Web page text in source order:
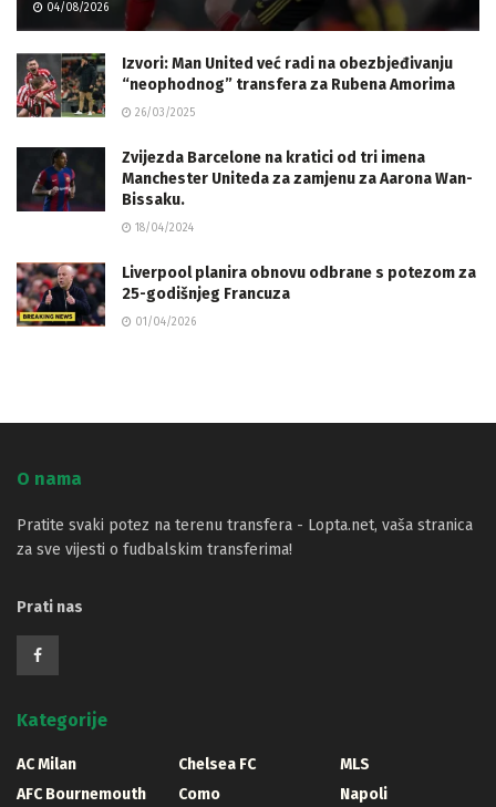
04/08/2026
Izvori: Man United već radi na obezbjeđivanju
“neophodnog” transfera za Rubena Amorima
26/03/2025
Zvijezda Barcelone na kratici od tri imena
Manchester Uniteda za zamjenu za Aarona Wan-
Bissaku.
18/04/2024
Liverpool planira obnovu odbrane s potezom za
25-godišnjeg Francuza
01/04/2026
O nama
Pratite svaki potez na terenu transfera - Lopta.net, vaša stranica
za sve vijesti o fudbalskim transferima!
Prati nas
Kategorije
AC Milan
AFC Bournemouth
Chelsea FC
Como
MLS
Napoli